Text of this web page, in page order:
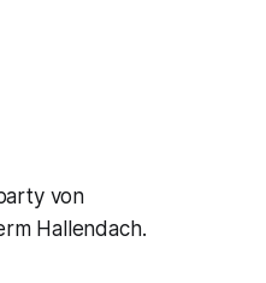
von
Hallendach.